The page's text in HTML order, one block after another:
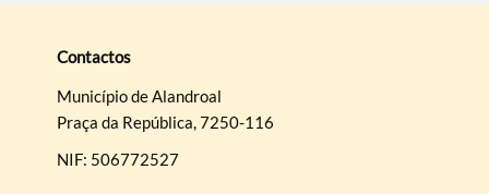
Contactos
Município de Alandroal
Praça da República, 7250-116
NIF: 506772527